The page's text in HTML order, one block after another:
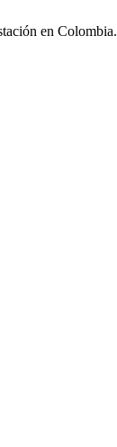
en Colombia.